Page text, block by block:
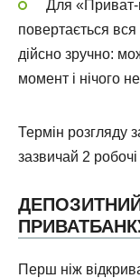
Для
повертається
дійсно зручно:
момент і нічого
Термін розгляду
зазвичай 2 робочі
Перш ніж